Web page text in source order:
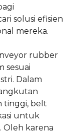
solusi efisien
mereka.
rubber
sesuai
Dalam
tinggi, belt
untuk
karena